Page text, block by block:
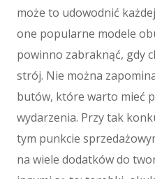
Art.
Materiały
Inne
może to udowodnić
one popularne modele
powinno zabraknąć, gdy
strój. Nie można
butów, które warto mieć
wydarzenia. Przy tak
tym punkcie
na wiele dodatków do